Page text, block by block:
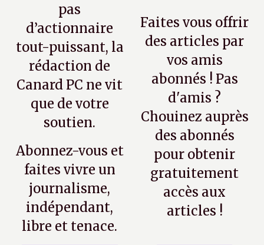
pas
d’actionnaire
tout-puissant, la
rédaction de
Canard PC ne vit
que de votre
soutien.
Abonnez-vous et
faites vivre un
journalisme,
indépendant,
libre et tenace.
Faites vous offrir
des articles par
vos amis
abonnés ! Pas
d'amis ?
Chouinez auprès
des abonnés
pour obtenir
gratuitement
accès aux
articles !